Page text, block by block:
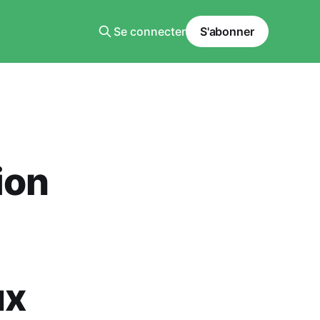
Se connecter S'abonner